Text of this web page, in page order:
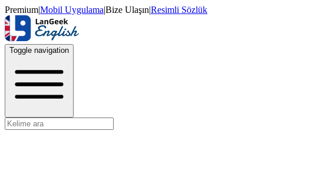
Premium|Mobil Uygulama|Bize Ulaşın|Resimli Sözlük
Toggle navigation